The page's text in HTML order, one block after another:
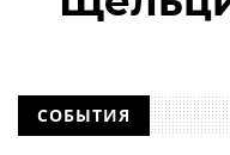
СОБЫТИЯ